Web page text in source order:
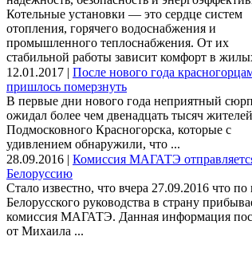
Котельные установки — это сердце систем
отопления, горячего водоснабжения и
промышленного теплоснабжения. От их
стабильной работы зависит комфорт в
12.01.2017 | После нового года
пришлось померзнуть
В первые дни нового года неприятный
ожидал более чем двенадцать тысяч жителей
Подмосковного Красногорска, которые с
удивлением обнаружили, что ...
28.09.2016 | Комиссия МАГАТЭ
Белоруссию
Стало известно, что вчера 27.09.2016 что по
Белорусского руководства в страну
комиссия МАГАТЭ. Данная информация
от Михаила ...